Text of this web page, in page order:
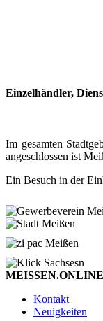
Einzelhändler,
Im gesamten
angeschlossen ist
Ein Besuch in der
MEISSEN.ONLINE
Kontakt
Neuigkeiten